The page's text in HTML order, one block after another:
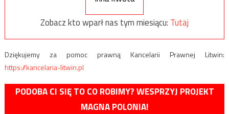
Zobacz kto wparł nas tym miesiącu: Tutaj
Dziękujemy za pomoc prawną Kancelarii Prawnej Litwin:
https://kancelaria-litwin.pl
PODOBA CI SIĘ TO CO ROBIMY? WESPRZYJ PROJEKT
MAGNA POLONIA!